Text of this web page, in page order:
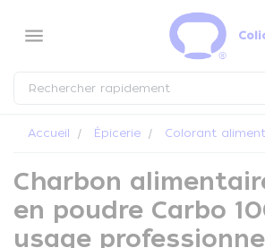
menu
Accueil Épicerie Colorant
Charbon
en poudre Carbo
usage